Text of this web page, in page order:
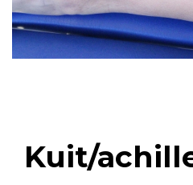
Kuit/